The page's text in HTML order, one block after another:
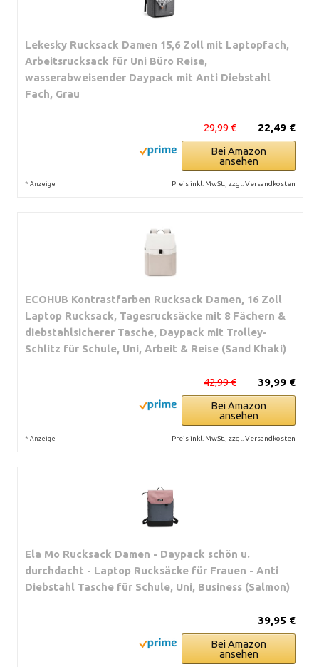
Lekesky Rucksack Damen 15,6 Zoll mit Laptopfach,
Arbeitsrucksack für Uni Büro Reise,
wasserabweisender Daypack mit Anti Diebstahl
Fach, Grau
22,49 €
29,99 €
Bei Amazon
ansehen
* Anzeige Preis inkl. MwSt., zzgl. Versandkosten
ECOHUB Kontrastfarben Rucksack Damen, 16 Zoll
Laptop Rucksack, Tagesrucksäcke mit 8 Fächern &
diebstahlsicherer Tasche, Daypack mit Trolley-
Schlitz für Schule, Uni, Arbeit & Reise (Sand Khaki)
39,99 €
42,99 €
Bei Amazon
ansehen
* Anzeige Preis inkl. MwSt., zzgl. Versandkosten
Ela Mo Rucksack Damen - Daypack schön u.
durchdacht - Laptop Rucksäcke für Frauen - Anti
Diebstahl Tasche für Schule, Uni, Business (Salmon)
39,95 €
Bei Amazon
ansehen